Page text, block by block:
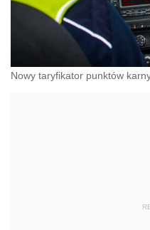
Nowy taryfikator punktów